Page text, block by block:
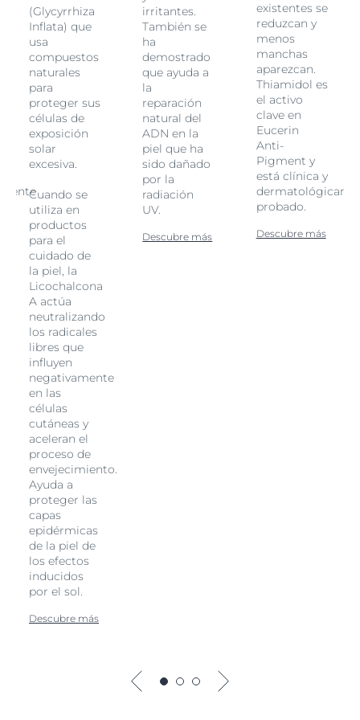
(Glycyrrhiza
Inflata) que
usa
compuestos
naturales
para
proteger sus
células de
exposición
solar
excesiva.
Cuando se
utiliza en
productos
para el
cuidado de
la piel, la
Licochalcona
A actúa
neutralizando
los radicales
libres que
influyen
negativamente
en las
células
cutáneas y
aceleran el
proceso de
envejecimiento.
Ayuda a
proteger las
capas
epidérmicas
de la piel de
los efectos
inducidos
por el sol.
Descubre más
irritantes.
También se
ha
demostrado
que ayuda a
la
reparación
natural del
ADN en la
piel que ha
sido dañado
por la
radiación
UV.
Descubre más
existentes se
reduzcan y
menos
manchas
aparezcan.
Thiamidol es
el activo
clave en
Eucerin
Anti-
Pigment y
está clínica y
probado.
Descubre más